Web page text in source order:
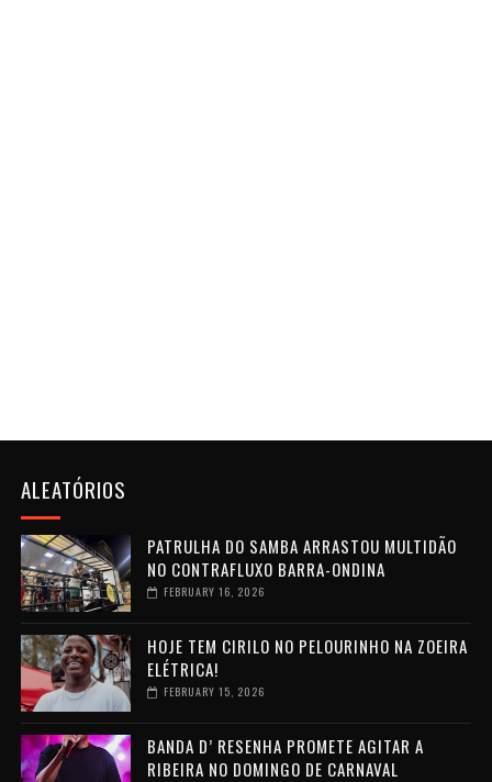
ALEATÓRIOS
PATRULHA DO SAMBA ARRASTOU MULTIDÃO
NO CONTRAFLUXO BARRA-ONDINA
FEBRUARY 16, 2026
HOJE TEM CIRILO NO PELOURINHO NA ZOEIRA
ELÉTRICA!
FEBRUARY 15, 2026
BANDA D’ RESENHA PROMETE AGITAR A
RIBEIRA NO DOMINGO DE CARNAVAL